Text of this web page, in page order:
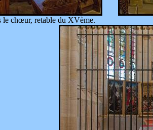
le chœur, retable du XVème.